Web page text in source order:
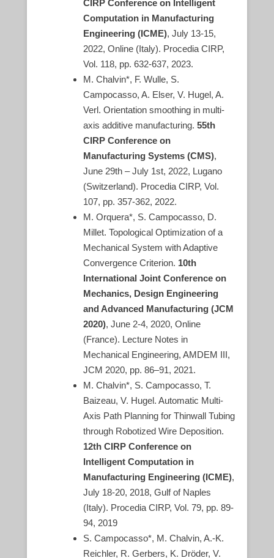
CIRP Conference on Intelligent
Computation in Manufacturing
Engineering (ICME), July 13-15,
2022, Online (Italy). Procedia CIRP,
Vol. 118, pp. 632-637, 2023.
M. Chalvin*, F. Wulle, S.
Campocasso, A. Elser, V. Hugel, A.
Verl. Orientation smoothing in multi-
axis additive manufacturing. 55th
CIRP Conference on
Manufacturing Systems (CMS),
June 29th – July 1st, 2022, Lugano
(Switzerland). Procedia CIRP, Vol.
107, pp. 357-362, 2022.
M. Orquera*, S. Campocasso, D.
Millet. Topological Optimization of a
Mechanical System with Adaptive
Convergence Criterion. 10th
International Joint Conference on
Mechanics, Design Engineering
and Advanced Manufacturing (JCM
2020), June 2-4, 2020, Online
(France). Lecture Notes in
Mechanical Engineering, AMDEM III,
JCM 2020, pp. 86–91, 2021.
M. Chalvin*, S. Campocasso, T.
Baizeau, V. Hugel. Automatic Multi-
Axis Path Planning for Thinwall Tubing
through Robotized Wire Deposition.
12th CIRP Conference on
Intelligent Computation in
Manufacturing Engineering (ICME),
July 18-20, 2018, Gulf of Naples
(Italy). Procedia CIRP, Vol. 79, pp. 89-
94, 2019
S. Campocasso*, M. Chalvin, A.-K.
Reichler, R. Gerbers, K. Dröder, V.